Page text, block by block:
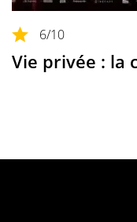
6/10
Vie privée : la